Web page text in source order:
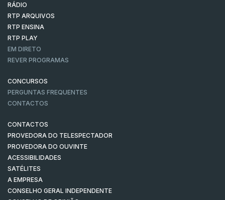
RÁDIO
RTP ARQUIVOS
RTP ENSINA
RTP PLAY
EM DIRETO
REVER PROGRAMAS
CONCURSOS
PERGUNTAS FREQUENTES
CONTACTOS
CONTACTOS
PROVEDORA DO TELESPECTADOR
PROVEDORA DO OUVINTE
ACESSIBILIDADES
SATÉLITES
A EMPRESA
CONSELHO GERAL INDEPENDENTE